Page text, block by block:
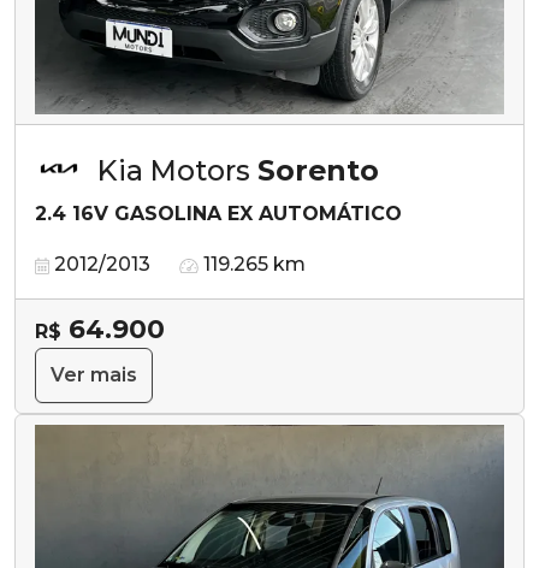
Kia Motors Sorento
2.4 16V GASOLINA EX AUTOMÁTICO
2012/2013 119.265 km
R$ 64.900
Ver mais